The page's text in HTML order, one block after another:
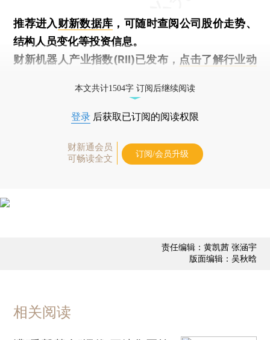
推荐进入财新数据库 ，可随时查阅公司股价走势、
结构人员变化等投资信息。
财新机器人产业指数(RII)已发布， 点击了解行业动
本文共计1504字 订阅后继续阅读
登录 后获取已订阅的阅读权限
财新通会员
可畅读全文
订阅/会员升级
责任编辑：黄凯茜 张涵宇
版面编辑：吴秋晗
相关阅读